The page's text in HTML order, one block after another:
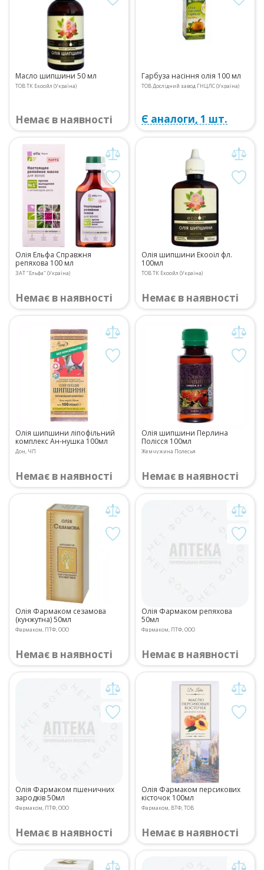
Масло шипшини 50 мл
ТОВ ТК Екоойл (Україна)
Немає в наявності
Гарбуза насіння олія 100 мл
ТОВ Дослідний завод ГНЦЛС (Україна)
Є аналоги, 1 шт.
Олія Ельфа Справжня
репяхова 100 мл
ЗАТ "Ельфа" (Україна)
Немає в наявності
Олія шипшини Екооіл фл.
100мл
ТОВ ТК Екоойл (Україна)
Немає в наявності
Олія шипшини ліпофільний
комплекс Ан-нушка 100мл
Дон, ЧП
Немає в наявності
Олія шипшини Перлина
Полісся 100мл
Жемчужина Полесья
Немає в наявності
Олія Фармаком сезамова
(кунжутна) 50мл
Фармаком, ПТФ, ООО
Немає в наявності
Олія Фармаком репяхова
50мл
Фармаком, ПТФ, ООО
Немає в наявності
Олія Фармаком пшеничних
зародків 50мл
Фармаком, ПТФ, ООО
Немає в наявності
Олія Фармаком персикових
кісточок 100мл
Фармаком, ВТФ, ТОВ
Немає в наявності